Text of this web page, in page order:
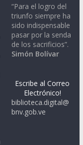
“Para el logro del
triunfo siempre ha
sido indispensable
pasar por la senda
de los sacrificios”.
Simón Bolívar
Escribe al Correo
Electrónico!
biblioteca.digital@
bnv.gob.ve